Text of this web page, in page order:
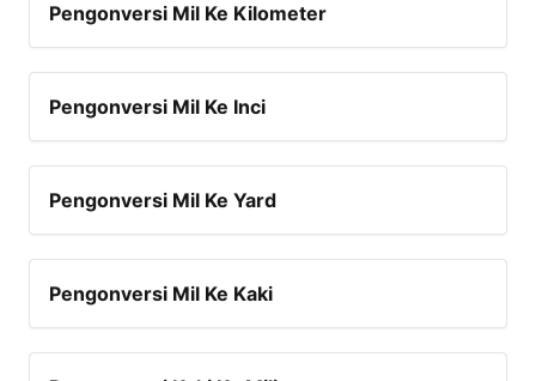
Pengonversi Mil Ke Kilometer
Pengonversi Mil Ke Inci
Pengonversi Mil Ke Yard
Pengonversi Mil Ke Kaki